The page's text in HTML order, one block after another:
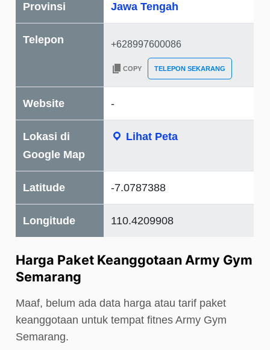
Provinsi Jawa Tengah
Telepon
COPY TELEPON SEKARANG
Website -
Lokasi di
Google Map
Lihat Peta
Latitude -7.0787388
Longitude 110.4209908
Harga Paket Keanggotaan Army Gym
Semarang
Maaf, belum ada data harga atau tarif paket
keanggotaan untuk tempat fitnes Army Gym
Semarang.